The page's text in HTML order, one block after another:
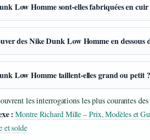
Low Homme sont-elles fabriquées en
des Nike Dunk Low Homme en dessous
Low Homme taillent-elles grand ou petit ?
les interrogations les plus courantes
: Montre Richard Mille – Prix, Modèles et
et solde